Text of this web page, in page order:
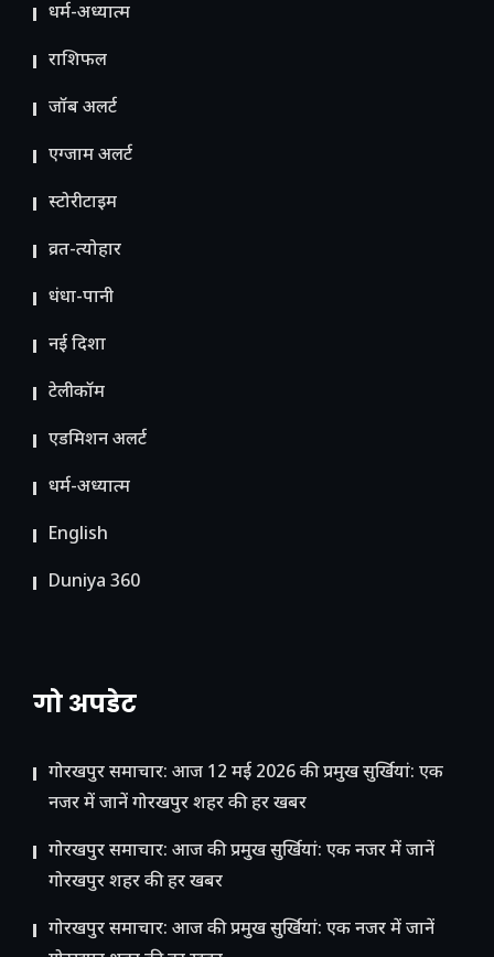
धर्म-अध्यात्म
राशिफल
जॉब अलर्ट
एग्जाम अलर्ट
स्टोरीटाइम
व्रत-त्योहार
धंधा-पानी
नई दिशा
टेलीकॉम
ए​डमिशन अलर्ट
धर्म-अध्यात्म
English
Duniya 360
गो अपडेट
गोरखपुर समाचार: आज 12 मई 2026 की प्रमुख सुर्खियां: एक
नजर में जानें गोरखपुर शहर की हर खबर
गोरखपुर समाचार: आज की प्रमुख सुर्खियां: एक नजर में जानें
गोरखपुर शहर की हर खबर
गोरखपुर समाचार: आज की प्रमुख सुर्खियां: एक नजर में जानें